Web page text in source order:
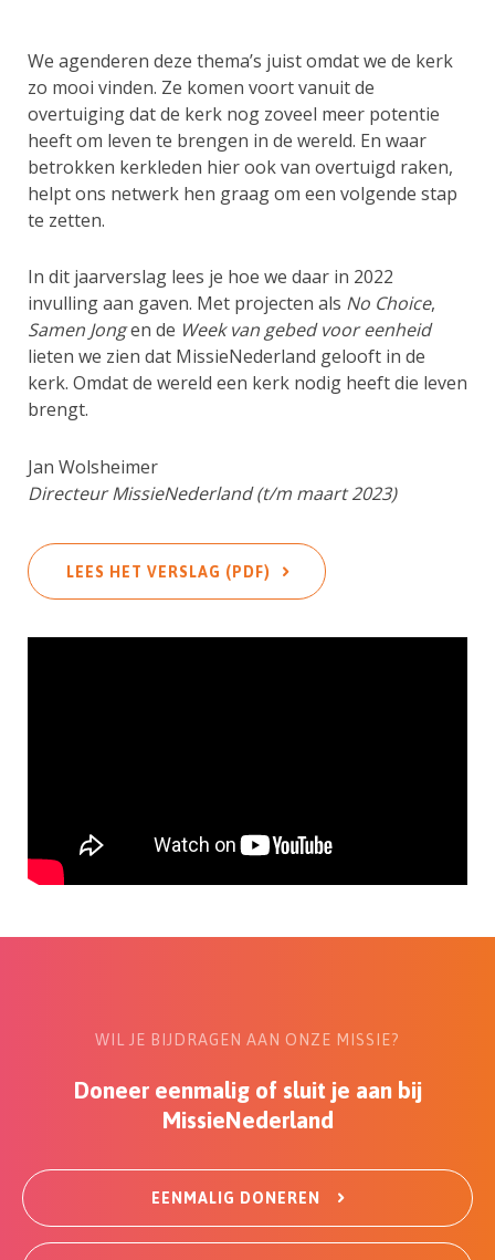
We agenderen deze thema’s juist omdat we de kerk
zo mooi vinden. Ze komen voort vanuit de
overtuiging dat de kerk nog zoveel meer potentie
heeft om leven te brengen in de wereld. En waar
betrokken kerkleden hier ook van overtuigd raken,
helpt ons netwerk hen graag om een volgende stap
te zetten.
In dit jaarverslag lees je hoe we daar in 2022
invulling aan gaven. Met projecten als No Choice,
Samen Jongen de Week van gebed voor eenheid
lieten we zien dat MissieNederland gelooft in de
kerk. Omdat de wereld een kerk nodig heeft die leven
brengt.
Jan Wolsheimer
Directeur MissieNederland (t/m maart 2023)
LEES HET VERSLAG (PDF)
WIL JE BIJDRAGEN AAN ONZE MISSIE?
Doneer eenmalig of sluit je aan bij
MissieNederland
EENMALIG DONEREN